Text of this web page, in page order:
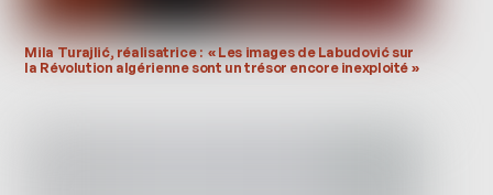
Mila Turajlić, réalisatrice : « Les images de Labudović sur
la Révolution algérienne sont un trésor encore inexploité »